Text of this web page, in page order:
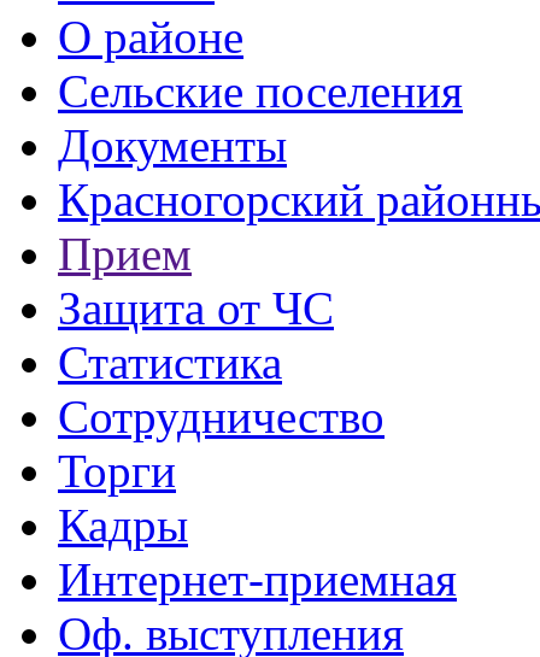
О районе
Сельские поселения
Документы
Красногорский
Прием
Защита от ЧС
Статистика
Сотрудничество
Торги
Кадры
Интернет-приемная
Оф. выступления